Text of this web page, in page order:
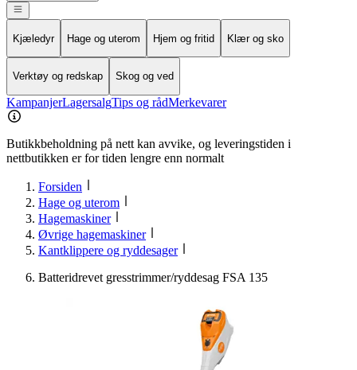
Kjæledyr Hage og uterom Hjem og fritid Klær og sko
Verktøy og redskap Skog og ved
KampanjerLagersalgTips og rådMerkevarer
Butikkbeholdning på nett kan avvike, og leveringstiden i
nettbutikken er for tiden lengre enn normalt
Forsiden
Hage og uterom
Hagemaskiner
Øvrige hagemaskiner
Kantklippere og ryddesager
Batteridrevet gresstrimmer/ryddesag FSA 135